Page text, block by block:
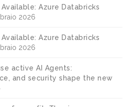
Azure Databricks
2026
Azure Databricks
2026
active AI Agents:
and security shape the new